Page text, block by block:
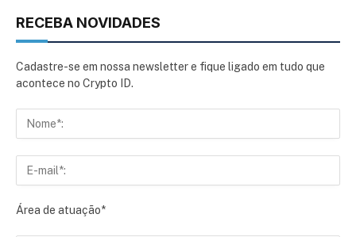
RECEBA NOVIDADES
Cadastre-se em nossa newsletter e fique ligado em tudo que
acontece no Crypto ID.
Área de atuação*